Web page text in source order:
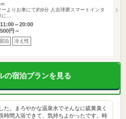
ーよりお車にて約9分 人吉球磨スマートインタ
に…
～20:00
円～
泊 冷え性
の宿泊プランを見る
た。まろやかな温泉水でそんなに硫黄臭く
時間入浴できて、気持ちよかったです。時